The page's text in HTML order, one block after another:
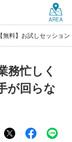
AREA
【無料】お試しセッション
忙しく
が回らな